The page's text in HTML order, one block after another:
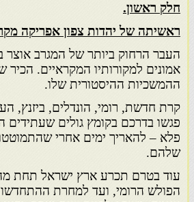
חלק ראשון.
ראשיתה של יהדות צפון אפריקה
העבר הרחוק ביותר של המגרב אוצר
אמונים למקורותיו המקראיים. הכיר
ההמשכיות ההיסטורית שלו.
קרת חדשת, רומי, הונדלים, ביזנץ,
פגשו בדרכם בקומץ גולים שעתידים
פלא – להאריך ימים אחרי
שלהם.
עוד בטרם תכרע ארץ ישראל תחת
הפולש הרומי, ועד למחרת